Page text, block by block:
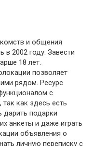
и общения
в 2002 году. Завести
18 лет.
позволяет
рядом. Ресурс
с
как здесь есть
дарить подарки
анкеты и даже играть
объявления о
личную переписку с